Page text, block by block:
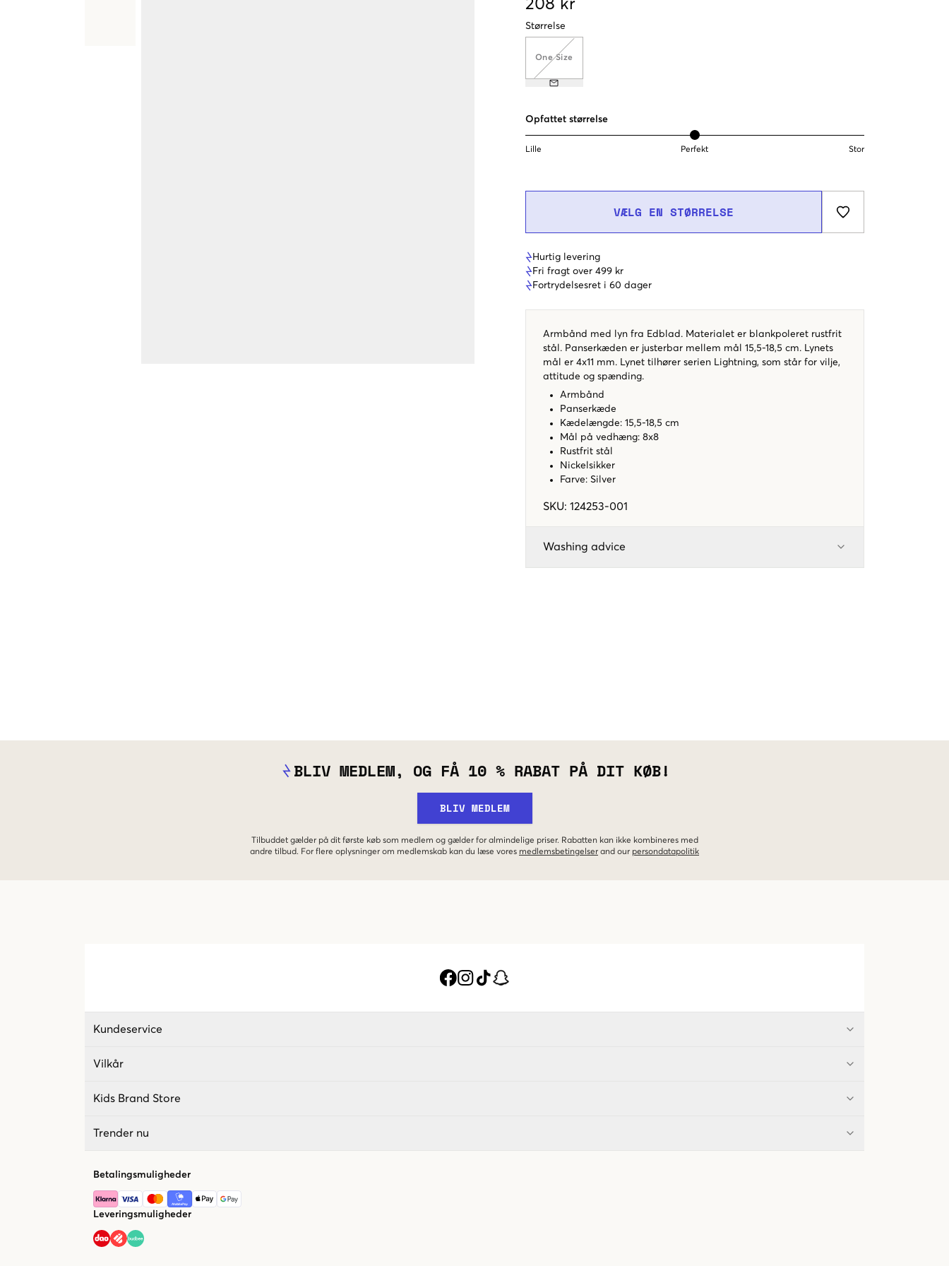
208 kr
Størrelse
One Size
Opfattet størrelse
Lille Perfekt Stor
VÆLG EN STØRRELSE
Hurtig levering
Fri fragt over 499 kr
Fortrydelsesret i 60 dager
Armbånd med lyn fra Edblad. Materialet er blankpoleret rustfrit
stål. Panserkæden er justerbar mellem mål 15,5-18,5 cm. Lynets
mål er 4x11 mm. Lynet tilhører serien Lightning, som står for vilje,
attitude og spænding.
Armbånd
Panserkæde
Kædelængde: 15,5-18,5 cm
Mål på vedhæng: 8x8
Rustfrit stål
Nickelsikker
Farve: Silver
SKU: 124253-001
Washing advice
BLIV MEDLEM, OG FÅ 10 % RABAT PÅ DIT KØB!
BLIV MEDLEM
Tilbuddet gælder på dit første køb som medlem og gælder for almindelige priser. Rabatten kan ikke kombineres med
andre tilbud. For flere oplysninger om medlemskab kan du læse vores medlemsbetingelser and our persondatapolitik
Kundeservice
Vilkår
Kids Brand Store
Trender nu
Betalingsmuligheder
Leveringsmuligheder